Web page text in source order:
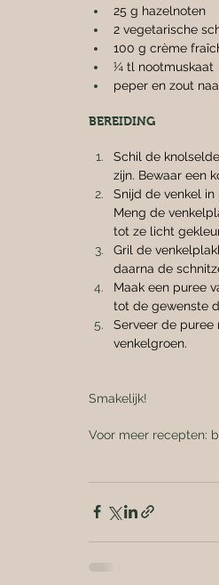
25 g hazelnoten
2 vegetarische
100 g crème
¼ tl nootmuskaat
peper en zout
BEREIDING
Schil de
zijn. Bewaar een
Snijd de venkel
Meng de
tot ze licht
Gril de
daarna de
Maak een puree
tot de gewenste
Serveer de
venkelgroen.
Smakelijk!
Voor meer recepten: